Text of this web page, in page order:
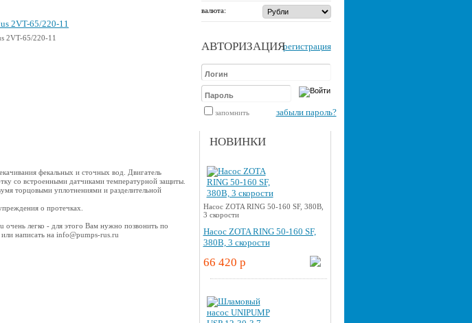
валюта:
АВТОРИЗАЦИЯрегистрация
запомнить забыли пароль?
НОВИНКИ
Насос ZOTA RING 50-160 SF, 380В,
3 скорости
Насос ZOTA RING 50-160 SF,
380В, 3 скорости
66 420 p
2VT-65/220-11
фекальных и сточных вод. Двигатель
со встроенными датчиками температурной защиты.
торцовыми уплотнениями и разделительной
о протечках.
легко - для этого Вам нужно позвонить по
написать на info@pumps-rus.ru